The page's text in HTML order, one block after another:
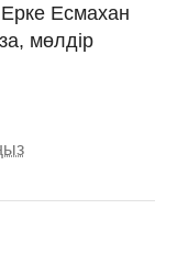
Есмахан
мөлдір